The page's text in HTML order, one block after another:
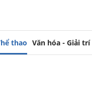
thao Văn hóa - Giải trí